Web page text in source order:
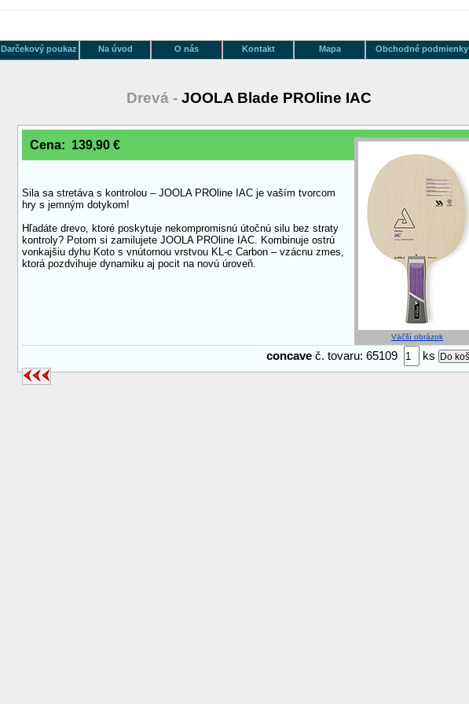
Obchodné podmienky
Mapa
Kontakt
O nás
Na úvod
Darčekový poukaz
Drevá - JOOLA Blade PROline IAC
Väčší obrázok
Cena: 139,90 €
Sila sa stretáva s kontrolou – JOOLA PROline IAC je vaším tvorcom
hry s jemným dotykom!
Hľadáte drevo, ktoré poskytuje nekompromisnú útočnú silu bez straty
kontroly? Potom si zamilujete JOOLA PROline IAC. Kombinuje ostrú
vonkajšiu dyhu Koto s vnútornou vrstvou KL-c Carbon – vzácnu zmes,
ktorá pozdvihuje dynamiku aj pocit na novú úroveň.
concave č. tovaru: 65109 ks